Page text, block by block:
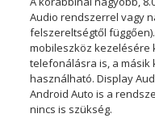
Audio rendszerrel vagy
felszereltségtől
mobileszköz kezelésére
telefonálásra is, a másik
használható. Display
Android Auto is a
nincs is szükség.